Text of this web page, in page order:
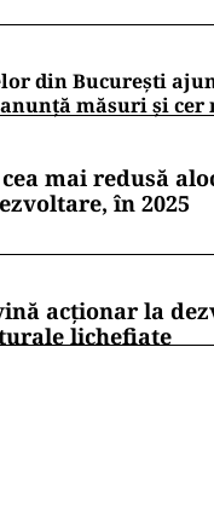
din București
măsuri și cer
mai redusă
în 2025
acționar la
lichefiate